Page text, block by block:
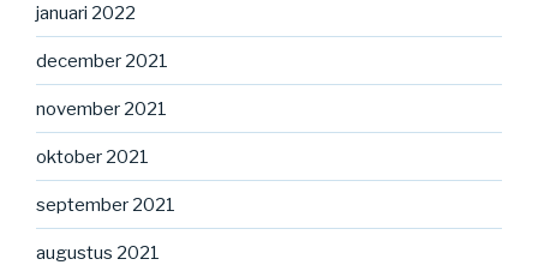
januari 2022
december 2021
november 2021
oktober 2021
september 2021
augustus 2021